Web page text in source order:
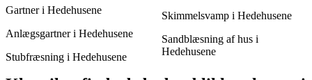
Gartner i Hedehusene
Anlægsgartner i Hedehusene
Stubfræsning i Hedehusene
Skimmelsvamp i Hedehusene
Sandblæsning af hus i
Hedehusene